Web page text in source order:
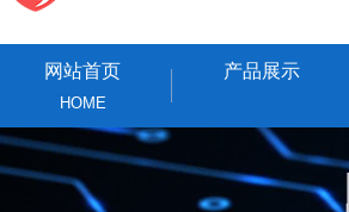
网站首页
HOME
产品展示